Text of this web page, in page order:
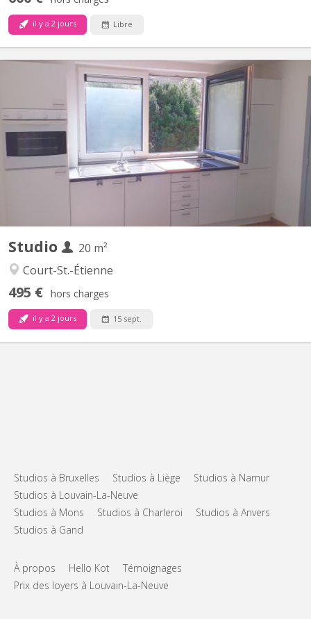
il y a 2 jours Libre
Studio
20 m²
Court-St.-Étienne
495 € hors charges
il y a 2 jours 15 sept.
KV 1614
Pour 1 ÉTUDIANT(E) sur Louvain-la-Neuve Beau studio meublé
complètement privatif de 20M2 à louer pour l’année académique
2026-2027 Parfait état 495 euros par mois Forfait pour les
charges 100 euros par mois = 595 euros TOUT COMPRIS
(électricité, chauffage, eau, internet) Pas de domicile Pas...
Studios à Bruxelles Studios à Liège
Studios à Namur
Studios à Louvain-La-Neuve
Studios à Mons
Studios à Charleroi
Studios à Anvers
Studios à Gand
À propos Hello Kot
Témoignages
Prix des loyers à Louvain-La-Neuve